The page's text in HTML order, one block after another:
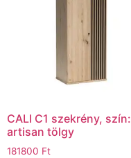
CALI C1 szekrény, szín:
artisan tölgy
181800 Ft